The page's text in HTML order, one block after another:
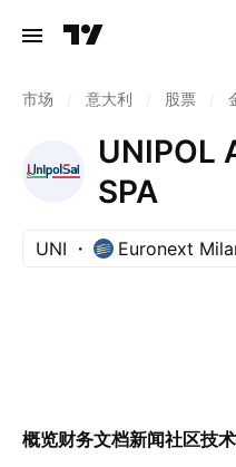
市场 意大利 股票
UNIPOL
SPA
UNI Euronext
概览财务文档新闻社区技